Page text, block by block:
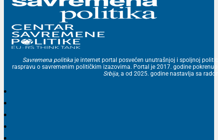
Savremena politika je internet portal posvećen unutrašnjoj i spoljnoj
raspravu o savremenim političkim izazovima. Portal je 2017. godine
Srbija, a od 2025. godine nastavlja sa